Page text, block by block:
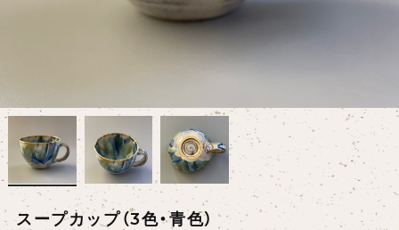
スープカップ（3色・青色）